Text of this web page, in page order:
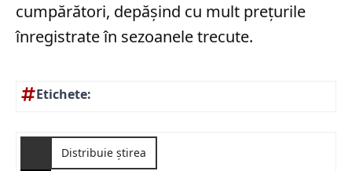
cumpărători, depășind cu mult prețurile
înregistrate în sezoanele trecute.
Etichete:
Distribuie știrea